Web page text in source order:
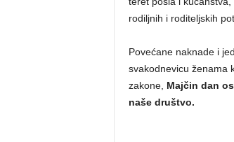
rodiljnih i roditeljskih
Povećane naknade i
svakodnevicu ženama
zakone, Majčin dan
naše društvo.